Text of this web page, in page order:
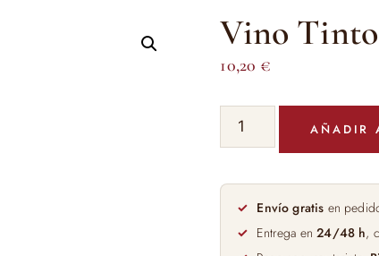
Vino Tinto
10,20 €
Vino
Tinto
Roble
75cl
cantidad
AÑADIR
Envío gratis en
Entrega en24/48 h,